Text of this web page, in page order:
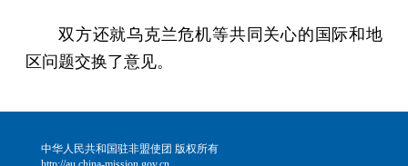
双方还就乌克兰危机等共同关心的国际和地
区问题交换了意见。
中华人民共和国驻非盟使团 版权所有